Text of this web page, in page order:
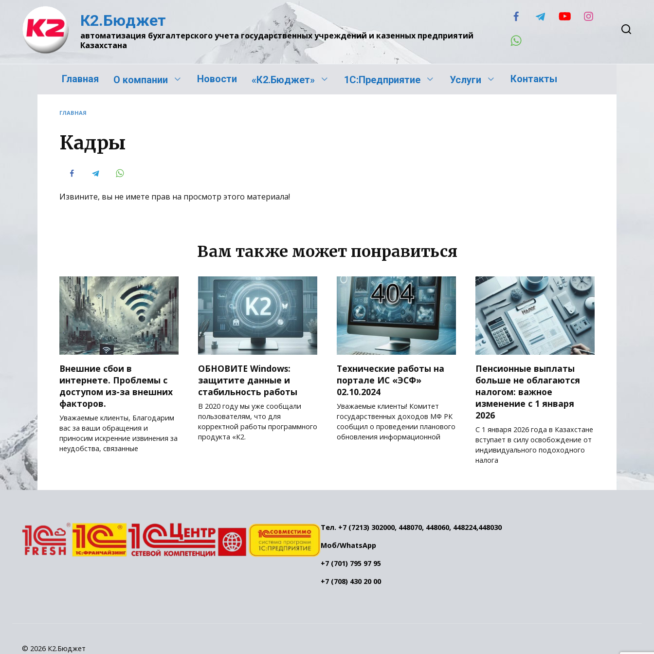
содержанию
К2.Бюджет
автоматизация бухгалтерского учета государственных учреждений и казенных предприятий
Казахстана
Главная О компании Новости «К2.Бюджет» 1С:Предприятие Услуги Контакты
ГЛАВНАЯ
Кадры
Извините, вы не имете прав на просмотр этого материала!
Вам также может понравиться
Внешние сбои в
интернете. Проблемы с
доступом из-за внешних
факторов.
Уважаемые клиенты, Благодарим
вас за ваши обращения и
приносим искренние извинения за
неудобства, связанные
ОБНОВИТЕ Windows:
защитите данные и
стабильность работы
В 2020 году мы уже сообщали
пользователям, что для
корректной работы программного
продукта «К2.
Технические работы на
портале ИС «ЭСФ»
02.10.2024
Уважаемые клиенты! Комитет
государственных доходов МФ РК
сообщил о проведении планового
обновления информационной
Пенсионные выплаты
больше не облагаются
налогом: важное
изменение с 1 января
2026
С 1 января 2026 года в Казахстане
вступает в силу освобождение от
индивидуального подоходного
налога
Тел. +7 (7213) 302000, 448070, 448060, 448224,448030
Моб/WhatsApp
+7 (701) 795 97 95
+7 (708) 430 20 00
© 2026 К2.Бюджет